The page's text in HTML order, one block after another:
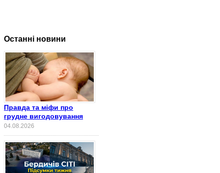
Останні новини
Правда та міфи про
грудне вигодовування
04.08.2026